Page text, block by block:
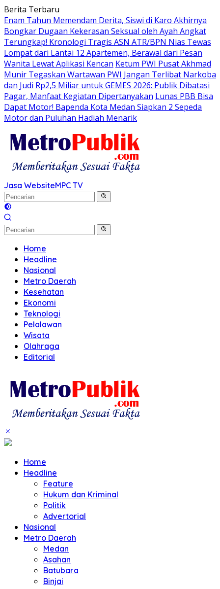
Langsung
ke
konten
Berita Terbaru
Enam Tahun Memendam Derita, Siswi di Karo Akhirnya
Bongkar Dugaan Kekerasan Seksual oleh Ayah Angkat
Terungkap! Kronologi Tragis ASN ATR/BPN Nias Tewas
Lompat dari Lantai 12 Apartemen, Berawal dari Pesan
Wanita Lewat Aplikasi Kencan Ketum PWI Pusat Akhmad
Munir Tegaskan Wartawan PWI Jangan Terlibat Narkoba
dan Judi Rp2,5 Miliar untuk GEMES 2026: Publik Dibatasi
Pagar, Manfaat Kegiatan Dipertanyakan Lunas PBB Bisa
Dapat Motor! Bapenda Kota Medan Siapkan 2 Sepeda
Motor dan Puluhan Hadiah Menarik
Jasa WebsiteMPC TV
Home
Headline
Nasional
Metro Daerah
Kesehatan
Ekonomi
Teknologi
Pelalawan
Wisata
Olahraga
Editorial
Home
Headline
Feature
Hukum dan Kriminal
Politik
Advertorial
Nasional
Metro Daerah
Medan
Asahan
Batubara
Binjai